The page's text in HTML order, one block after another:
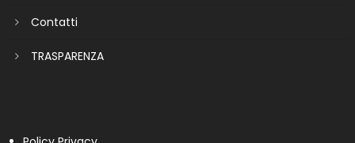
Contatti
TRASPARENZA